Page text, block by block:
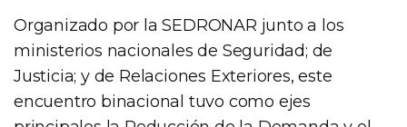
Organizado por la SEDRONAR junto a los
ministerios nacionales de Seguridad; de
Justicia; y de Relaciones Exteriores, este
encuentro binacional tuvo como ejes